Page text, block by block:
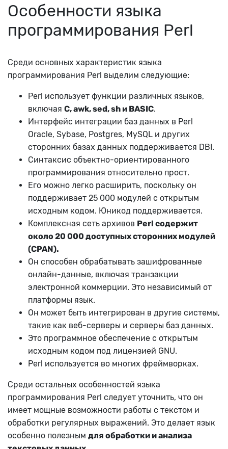
Особенности языка
программирования Perl
Среди основных характеристик языка
программирования Perl выделим следующие:
Perl использует функции различных языков,
включая C, awk, sed, sh и BASIC.
Интерфейс интеграции баз данных в Perl
Oracle, Sybase, Postgres, MySQL и других
сторонних базах данных поддерживается DBI.
Синтаксис объектно-ориентированного
программирования относительно прост.
Его можно легко расширить, поскольку он
поддерживает 25 000 модулей с открытым
исходным кодом. Юникод поддерживается.
Комплексная сеть архивов Perl содержит
около 20 000 доступных сторонних модулей
(CPAN).
Он способен обрабатывать зашифрованные
онлайн-данные, включая транзакции
электронной коммерции. Это независимый от
платформы язык.
Он может быть интегрирован в другие системы,
такие как веб-серверы и серверы баз данных.
Это программное обеспечение с открытым
исходным кодом под лицензией GNU.
Perl используется во многих фреймворках.
Среди остальных особенностей языка
программирования Perl следует уточнить, что он
имеет мощные возможности работы с текстом и
обработки регулярных выражений. Это делает язык
особенно полезным для обработки и анализа